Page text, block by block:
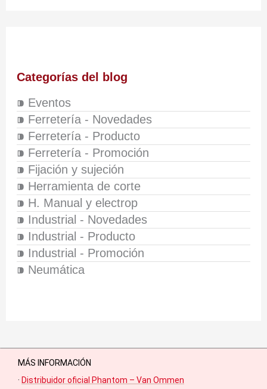
Categorías del blog
⁍ Eventos
⁍ Ferretería - Novedades
⁍ Ferretería - Producto
⁍ Ferretería - Promoción
⁍ Fijación y sujeción
⁍ Herramienta de corte
⁍ H. Manual y electrop
⁍ Industrial - Novedades
⁍ Industrial - Producto
⁍ Industrial - Promoción
⁍ Neumática
MÁS INFORMACIÓN
· Distribuidor oficial Phantom – Van Ommen